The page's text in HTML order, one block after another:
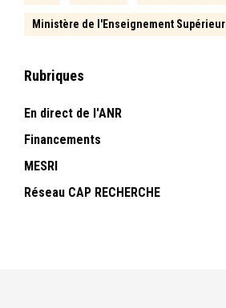
Ministère de l'Enseignement Supérieur
Rubriques
En direct de l'ANR
Financements
MESRI
Réseau CAP RECHERCHE